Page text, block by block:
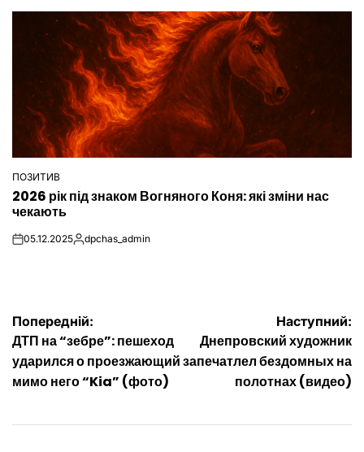
ОПУБЛІКУВАТИ
У
ПОЗИТИВ
2026 рік під знаком Вогняного Коня: які зміни нас
чекають
on05.12.2025Опубліковано
dpchas_admin
Навігація
записів
Попередній:
ДТП на “зебре”: пешеход
ударился о проезжающий
мимо него “Kia” (фото)
Наступний:
Днепровский художник
запечатлел бездомных на
полотнах (видео)